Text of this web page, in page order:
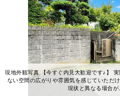
現地外観写真 【今すぐ内見大歓迎です♪】
ない空間の広がりや雰囲気を感じていただ
現状と異なる場合が